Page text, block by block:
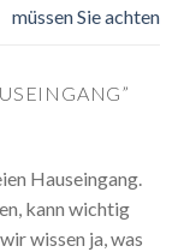
müssen Sie achten
”
Hauseingang.
kann wichtig
wissen ja, was